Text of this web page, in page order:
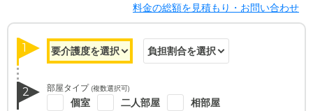
料金の総額を見積もり・お問い合わせ
1
2 部屋タイプ (複数選択可)
個室 二人部屋 相部屋